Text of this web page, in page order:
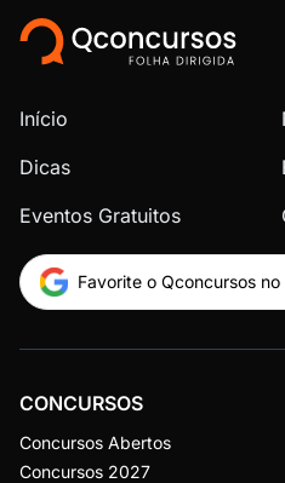
Início
Dicas
Eventos Gratuitos
Favorite o Qconcursos no
CONCURSOS
Concursos Abertos
Concursos 2027